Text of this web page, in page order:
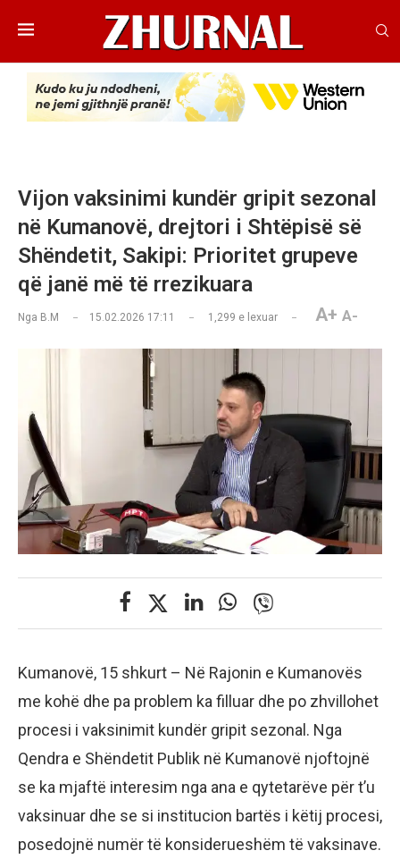
Vijon vaksinimi kundër gripit sezonal
në Kumanovë, drejtori i Shtëpisë së
Shëndetit, Sakipi: Prioritet grupeve
që janë më të rrezikuara
Nga B.M 15.02.2026 17:11 1,299 e lexuar A+ A-
Kumanovë, 15 shkurt – Në Rajonin e Kumanovës
me kohë dhe pa problem ka filluar dhe po zhvillohet
procesi i vaksinimit kundër gripit sezonal. Nga
Qendra e Shëndetit Publik në Kumanovë njoftojnë
se ka mjaftë interesim nga ana e qytetarëve për t’u
vaksinuar dhe se si institucion bartës i këtij procesi,
posedojnë numër të konsiderueshëm të vaksinave.